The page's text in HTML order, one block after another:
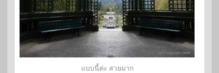
แบบนี้ค่ะ สวยมาก